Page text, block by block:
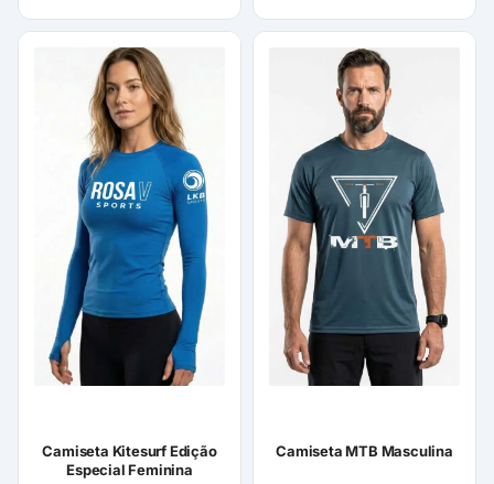
Camiseta Kitesurf Edição
Especial Feminina
Camiseta MTB Masculina